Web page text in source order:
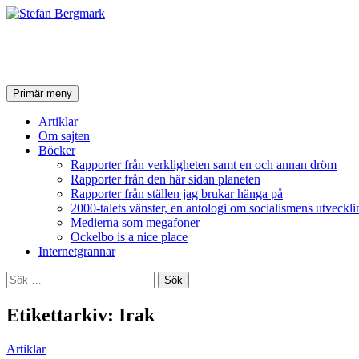
SökPrimär meny Hoppa
till
innehåll
Artiklar
Om sajten
Böcker
Rapporter från verkligheten samt en och annan dröm
Rapporter från den här sidan planeten
Rapporter från ställen jag brukar hänga på
2000-talets vänster, en antologi om socialismens
Medierna som megafoner
Ockelbo is a nice place
Internetgrannar
Sök
efter:
Etikettarkiv: Irak
Artiklar